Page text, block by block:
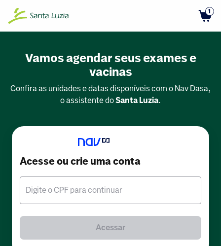
1
Vamos agendar seus exames e
vacinas
Confira as unidades e datas disponíveis com o Nav Dasa,
o assistente doSanta Luzia.
Acesse ou crie uma conta
Digite o CPF para continuar
Acessar